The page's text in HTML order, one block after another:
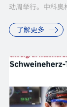
动周举行。中科奥
编辑实验猪产业链
了解更多